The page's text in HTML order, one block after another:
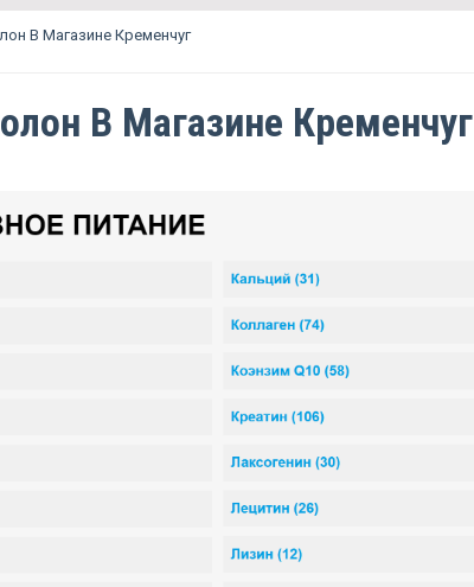
В Магазине Кременчуг
В Магазине Кременчуг